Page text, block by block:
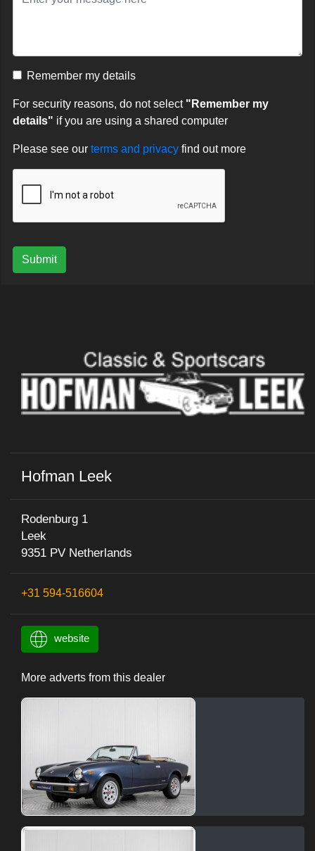
Remember my details
For security reasons, do not select "Remember my
details" if you are using a shared computer
Please see our terms and privacy find out more
Submit
Hofman Leek
Rodenburg 1
Leek
9351 PV Netherlands
+31 594-516604
website
More adverts from this dealer